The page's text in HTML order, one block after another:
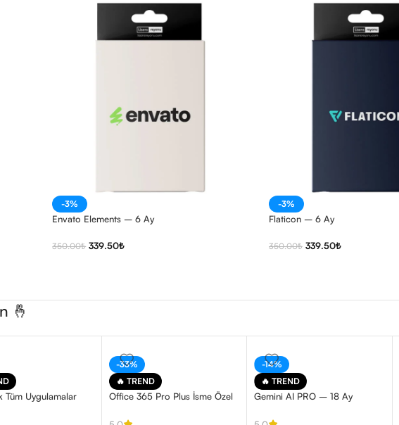
-3%
Envato Elements – 6 Ay
350.00₺ 339.50₺
-3%
Flaticon – 6 Ay
350.00₺ 339.50₺
🤞
Tüm Uygulamalar
-33%
🔥 TREND
Office 365 Pro Plus İsme Özel
-14%
🔥 TREND
Gemini AI PRO – 18 Ay